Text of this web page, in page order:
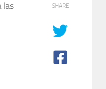
las
SHARE